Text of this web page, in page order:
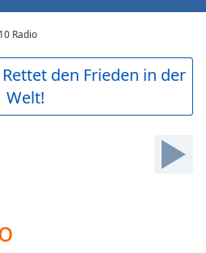
Radio
den Frieden in der
Welt!